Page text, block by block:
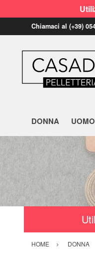
Chiamaci al (+39)
DONNA UOMO
HOME DONNA